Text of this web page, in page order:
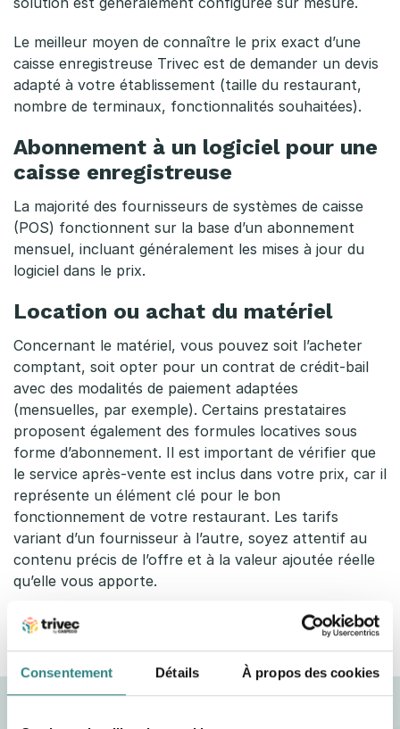
Consentement Détails À propos des cookies
a
n
t
?
Le meilleur moyen de connaître le prix exact d’une
caisse enregistreuse Trivec est de demander un devis
adapté à votre établissement (taille du restaurant,
nombre de terminaux, fonctionnalités souhaitées).
Abonnement à un logiciel pour une
caisse enregistreuse
La majorité des fournisseurs de systèmes de caisse
(POS) fonctionnent sur la base d’un abonnement
mensuel, incluant généralement les mises à jour du
logiciel dans le prix.
Location ou achat du matériel
Concernant le matériel, vous pouvez soit l’acheter
comptant, soit opter pour un contrat de crédit-bail
avec des modalités de paiement adaptées
(mensuelles, par exemple). Certains prestataires
proposent également des formules locatives sous
forme d’abonnement. Il est important de vérifier que
le service après-vente est inclus dans votre prix, car il
représente un élément clé pour le bon
fonctionnement de votre restaurant. Les tarifs
variant d’un fournisseur à l’autre, soyez attentif au
contenu précis de l’offre et à la valeur ajoutée réelle
qu’elle vous apporte.